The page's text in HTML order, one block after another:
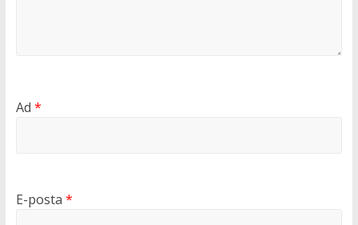
Ad *
E-posta *